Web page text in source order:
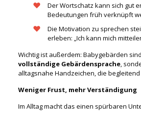
Der Wortschatz kann sich gut
Bedeutungen früh verknüpft
Die Motivation zu sprechen
erleben: „Ich kann mich
Wichtig ist außerdem: Babygebärden sind
vollständige Gebärdensprache,
alltagsnahe Handzeichen, die
Weniger Frust, mehr Verständigung
Im Alltag macht das einen spürbaren